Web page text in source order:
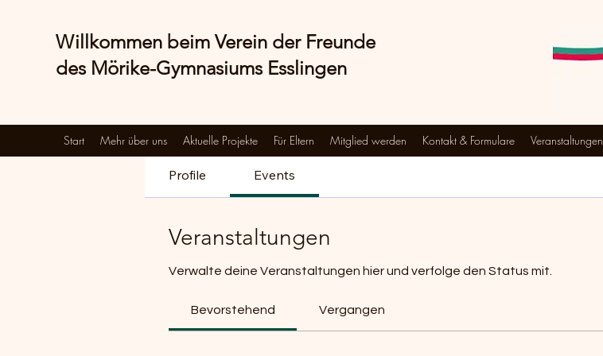
Willkommen beim Verein der Freunde
des Mörike-Gymnasiums Esslingen
Start Mehr über uns Aktuelle Projekte Für Eltern Mitglied werden Kontakt & Formulare Veranstaltungen
Profile Events
Veranstaltungen
Verwalte deine Veranstaltungen hier und verfolge den Status mit.
Bevorstehend Vergangen